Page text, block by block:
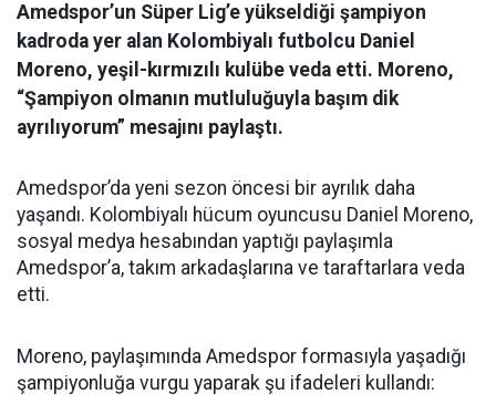
Amedspor’un Süper Lig’e yükseldiği şampiyon
kadroda yer alan Kolombiyalı futbolcu Daniel
Moreno, yeşil-kırmızılı kulübe veda etti. Moreno,
“Şampiyon olmanın mutluluğuyla başım dik
ayrılıyorum” mesajını paylaştı.
Amedspor’da yeni sezon öncesi bir ayrılık daha
yaşandı. Kolombiyalı hücum oyuncusu Daniel Moreno,
sosyal medya hesabından yaptığı paylaşımla
Amedspor’a, takım arkadaşlarına ve taraftarlara veda
etti.
Moreno, paylaşımında Amedspor formasıyla yaşadığı
şampiyonluğa vurgu yaparak şu ifadeleri kullandı: